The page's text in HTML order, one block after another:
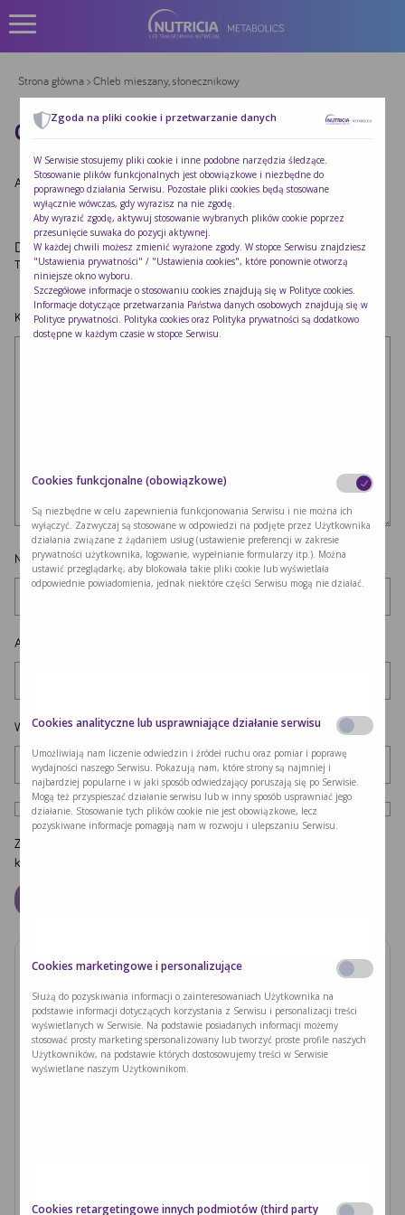
Strona główna> Chleb mieszany, słonecznikowy
CHLEB MIESZANY, SŁONECZNIKOWY
Autor:Redakcja Nutricia|Opublikowano:2022-10-24
Dodaj komentarz
Twój adres e-mail nie zostanie opublikowany.Wymagane pola są oznaczone
Komentarz*
Nazwa*
Adres e-mail
Witryna internetowa
Zapamiętaj moje dane w tej przeglądarce podczas pisania kolejnych
komentarzy.
Zobacz również
PODUSZKI Z PAPIERU RYŻOWEGO Z
JACKFRUITEM I WARZYWAMI
Czytaj dalej >
Zgoda na pliki cookie i przetwarzanie danych
W Serwisie stosujemy pliki cookie i inne podobne narzędzia śledzące.
Stosowanie plików funkcjonalnych jest obowiązkowe i niezbędne do
poprawnego działania Serwisu. Pozostałe pliki cookies będą stosowane
wyłącznie wówczas, gdy wyrazisz na nie zgodę.
Aby wyrazić zgodę, aktywuj stosowanie wybranych plików cookie poprzez
przesunięcie suwaka do pozycji aktywnej.
W każdej chwili możesz zmienić wyrażone zgody. W stopce Serwisu znajdziesz
"Ustawienia prywatności" / "Ustawienia cookies", które ponownie otworzą
niniejsze okno wyboru.
Szczegółowe informacje o stosowaniu cookies znajdują się w Polityce cookies
Informacje dotyczące przetwarzania Państwa danych osobowych znajdują się w
Polityce prywatności . Polityka cookies oraz Polityka prywatności są dodatkowo
dostępne w każdym czasie w stopce Serwisu.
Cookies funkcjonalne (obowiązkowe)
Są niezbędne w celu zapewnienia funkcjonowania Serwisu i nie można ich
wyłączyć. Zazwyczaj są stosowane w odpowiedzi na podjęte przez Użytkownika
działania związane z żądaniem usług (ustawienie preferencji w zakresie
prywatności użytkownika, logowanie, wypełnianie formularzy itp.). Można
ustawić przeglądarkę, aby blokowała takie pliki cookie lub wyświetlała
odpowiednie powiadomienia, jednak niektóre części Serwisu mogą nie działać.
Cookies analityczne lub usprawniające działanie serwisu
Umożliwiają nam liczenie odwiedzin i źródeł ruchu oraz pomiar i poprawę
wydajności naszego Serwisu. Pokazują nam, które strony są najmniej i
najbardziej popularne i w jaki sposób odwiedzający poruszają się po Serwisie.
Mogą też przyspieszać działanie serwisu lub w inny sposób usprawniać jego
działanie. Stosowanie tych plików cookie nie jest obowiązkowe, lecz
pozyskiwane informacje pomagają nam w rozwoju i ulepszaniu Serwisu.
Cookies marketingowe i personalizujące
Służą do pozyskiwania informacji o zainteresowaniach Użytkownika na
podstawie informacji dotyczących korzystania z Serwisu i personalizacji treści
wyświetlanych w Serwisie. Na podstawie posiadanych informacji możemy
stosować prosty marketing spersonalizowany lub tworzyć proste profile naszych
Użytkowników, na podstawie których dostosowujemy treści w Serwisie
wyświetlane naszym Użytkownikom.
Cookies retargetingowe innych podmiotów (third party